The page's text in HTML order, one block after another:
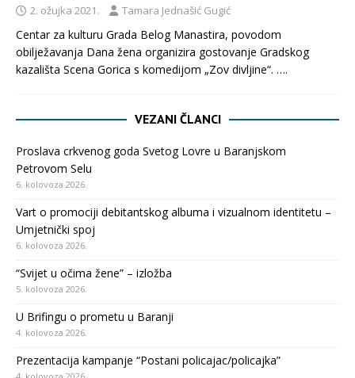
2. ožujka 2021. Tamara Jednašić Gugić
Centar za kulturu Grada Belog Manastira, povodom
obilježavanja Dana žena organizira gostovanje Gradskog
kazališta Scena Gorica s komedijom „Zov divljine“. ….
VEZANI ČLANCI
Proslava crkvenog goda Svetog Lovre u Baranjskom
Petrovom Selu
6. kolovoza 2026.
Vart o promociji debitantskog albuma i vizualnom identitetu –
Umjetnički spoj
6. kolovoza 2026.
“Svijet u očima žene” – izložba
5. kolovoza 2026.
U Brifingu o prometu u Baranji
4. kolovoza 2026.
Prezentacija kampanje “Postani policajac/policajka”